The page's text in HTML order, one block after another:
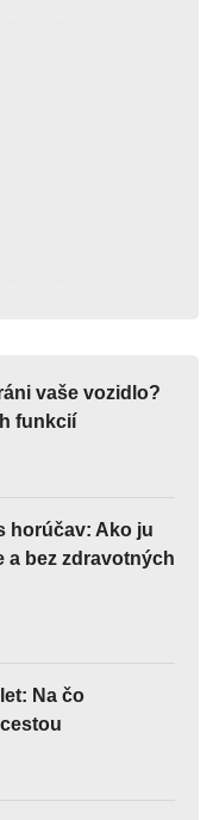
vaše vozidlo?
funkcií
horúčav: Ako ju
a bez zdravotných
Na čo